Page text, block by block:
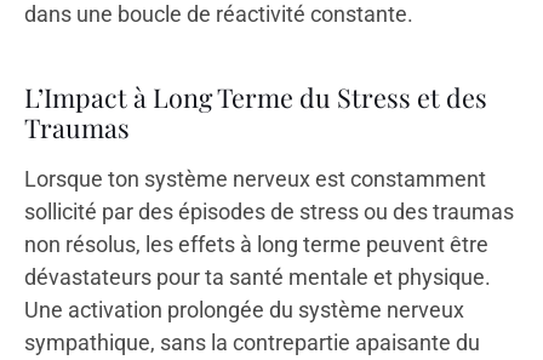
dans une boucle de réactivité constante.
L’Impact à Long Terme du Stress et des
Traumas
Lorsque ton système nerveux est constamment
sollicité par des épisodes de stress ou des traumas
non résolus, les effets à long terme peuvent être
dévastateurs pour ta santé mentale et physique.
Une activation prolongée du système nerveux
sympathique, sans la contrepartie apaisante du